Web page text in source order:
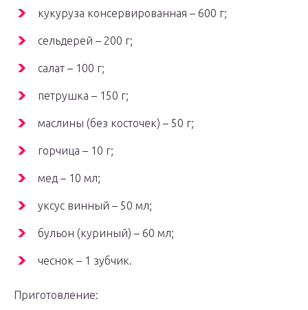
кукуруза консервированная – 600 г;
сельдерей – 200 г;
салат – 100 г;
петрушка – 150 г;
маслины (без косточек) – 50 г;
горчица – 10 г;
мед – 10 мл;
уксус винный – 50 мл;
бульон (куриный) – 60 мл;
чеснок – 1 зубчик.
Приготовление: